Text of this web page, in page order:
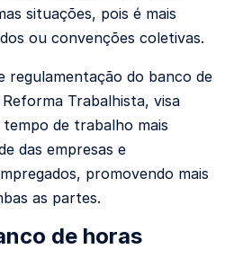
situações, pois é mais
ou convenções coletivas.
regulamentação do banco de
Trabalhista, visa
de trabalho mais
das empresas e
promovendo mais
as partes.
de horas